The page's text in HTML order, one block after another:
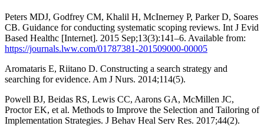
Peters MDJ, Godfrey CM, Khalil H, McInerney P, Parker D, Soares
CB. Guidance for conducting systematic scoping reviews. Int J Evid
Based Healthc [Internet]. 2015 Sep;13(3):141–6. Available from:
https://journals.lww.com/01787381-201509000-00005
Aromataris E, Riitano D. Constructing a search strategy and
searching for evidence. Am J Nurs. 2014;114(5).
Powell BJ, Beidas RS, Lewis CC, Aarons GA, McMillen JC,
Proctor EK, et al. Methods to Improve the Selection and Tailoring of
Implementation Strategies. J Behav Heal Serv Res. 2017;44(2).